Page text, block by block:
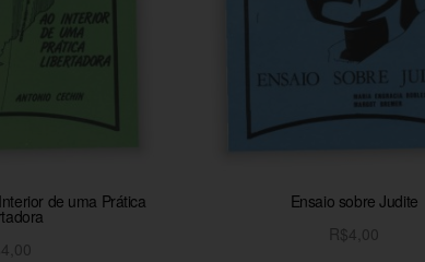
de uma Prática
4,00
Ensaio sobre Judite
R$4,00